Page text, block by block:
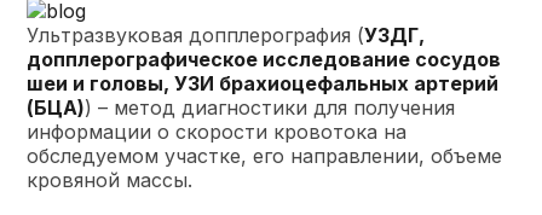
Ультразвуковая допплерография (УЗДГ,
допплерографическое исследование сосудов
шеи и головы, УЗИ брахиоцефальных артерий
(БЦА)) – метод диагностики для получения
информации о скорости кровотока на
обследуемом участке, его направлении, объеме
кровяной массы.